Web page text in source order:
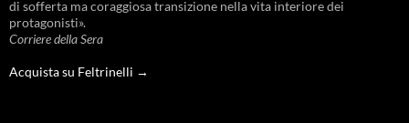
di sofferta ma coraggiosa transizione nella vita interiore dei
protagonisti».
Corriere della Sera
Acquista su Feltrinelli →